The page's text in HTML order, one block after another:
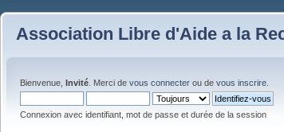
Association Libre d'Aide a la
Bienvenue, Invité . Merci de vous connecter ou de vous inscrire
Connexion avec identifiant, mot de passe et durée de la session